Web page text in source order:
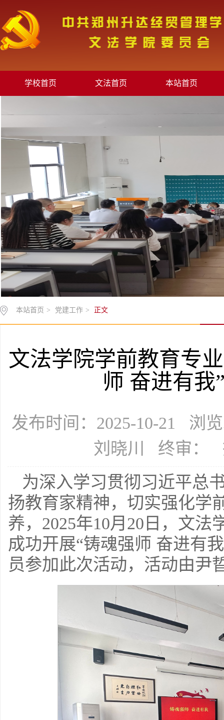
学校首页 文法首页 本站首页
本站首页 > 党建工作 > 正文
文法学院学前教育专
师 奋进有我
发布时间：2025-10-21 浏
刘晓川 终审：
为深入学习贯彻习近平总
扬教育家精神，切实强化学
养，2025年10月20日，文
成功开展“铸魂强师 奋进有
员参加此次活动，活动由尹